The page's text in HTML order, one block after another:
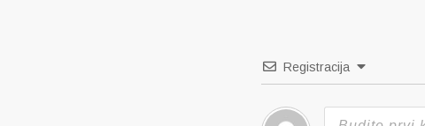
Registracija